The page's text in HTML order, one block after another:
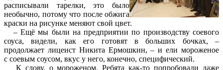
расписывали тарелки, это было
необычно, потому что после обжига
краски на рисунке меняют свой цвет.
– Ещё мы были на предприятии по производству соевого
соуса, видели, как его готовят в больших бочках, –
продолжает лицеист Никита Ермошкин, – и ели мороженое
с соевым соусом, вкус у него, конечно, специфический.
К слову, о мороженом. Ребята как-то попробовали даже